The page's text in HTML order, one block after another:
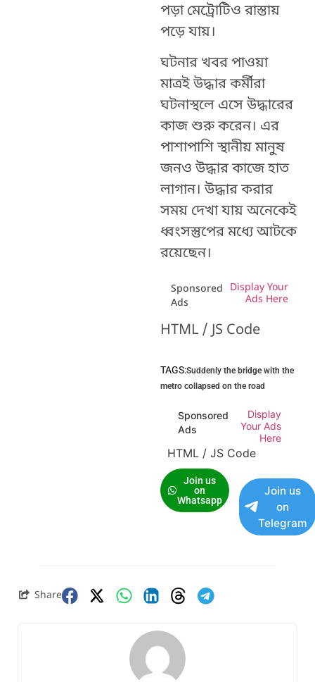
পড়া মেট্রোটিও রাস্তায়
পড়ে যায়।
ঘটনার খবর পাওয়া
মাত্রই উদ্ধার কর্মীরা
ঘটনাস্থলে এসে উদ্ধারের
কাজ শুরু করেন। এর
পাশাপাশি স্থানীয় মানুষ
জনও উদ্ধার কাজে হাত
লাগান। উদ্ধার করার
সময় দেখা যায় অনেকেই
ধ্বংসস্তুপের মধ্যে আটকে
রয়েছেন।
Sponsored
Ads
Display Your
Ads Here
HTML / JS Code
TAGS:Suddenly the bridge with the
metro collapsed on the road
Sponsored
Ads
Display
Your Ads
Here
HTML / JS Code
Join us
on
Whatsapp
Join us
on
Telegram
Share